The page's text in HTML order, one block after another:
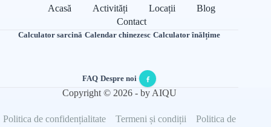
Acasă Activități Locații
Blog
Contact
Calculator sarcină·Calendar chinezesc·Calculator înălțime
FAQ·Despre noi·
Copyright © 2026 - by AIQU
Politica de confidențialitate Termeni și condiții Politica de